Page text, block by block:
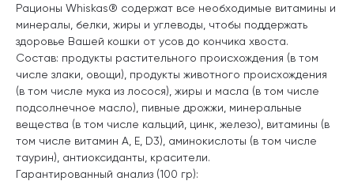
Рационы Whiskas® содержат все необходимые витамины и
минералы, белки, жиры и углеводы, чтобы поддержать
здоровье Вашей кошки от усов до кончика хвоста.
Состав: продукты растительного происхождения (в том
числе злаки, овощи), продукты животного происхождения
(в том числе мука из лосося), жиры и масла (в том числе
подсолнечное масло), пивные дрожжи, минеральные
вещества (в том числе кальций, цинк, железо), витамины (в
том числе витамин А, Е, D3), аминокислоты (в том числе
таурин), антиоксиданты, красители.
Гарантированный анализ (100 гр):